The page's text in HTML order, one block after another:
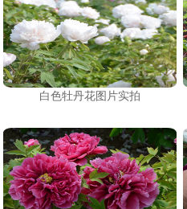
白色牡丹花图片实拍